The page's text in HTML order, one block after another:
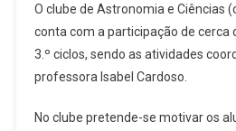
O clube de Astronomia e Ciências
conta com a participação de cerca
3.º ciclos, sendo as atividades
professora Isabel Cardoso.
No clube pretende-se motivar os